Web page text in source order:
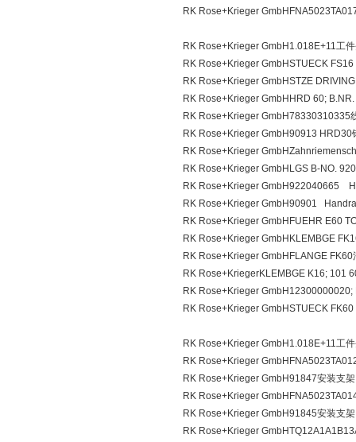
RK Rose+Krieger
RK Rose+Krieger GmbH1.018E+11工
RK Rose+Krieger GmbHSTUECK
RK Rose+Krieger GmbHSTZE
RK Rose+Krieger GmbHHRD 60;
RK Rose+Krieger GmbH78330310335
RK Rose+Krieger GmbH90913 HRD30
RK Rose+Krieger
RK Rose+Krieger GmbHLGS B-NO.
RK Rose+Krieger GmbH922040665
RK Rose+Krieger GmbH90901
RK Rose+Krieger GmbHFUEHR E60
RK Rose+Krieger GmbHKLEMBGE
RK Rose+Krieger GmbHFLANGE FK60
RK Rose+KriegerKLEMBGE K16; 101
RK Rose+Krieger GmbH12300000020;
RK Rose+Krieger GmbHSTUECK
RK Rose+Krieger GmbH1.018E+11工
RK Rose+Krieger
RK Rose+Krieger GmbH91847安装支架
RK Rose+Krieger
RK Rose+Krieger GmbH91845安装支架
RK Rose+Krieger